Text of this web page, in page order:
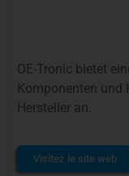
OE-Tronic bietet
Komponenten und
Hersteller an.
Visitez le site web